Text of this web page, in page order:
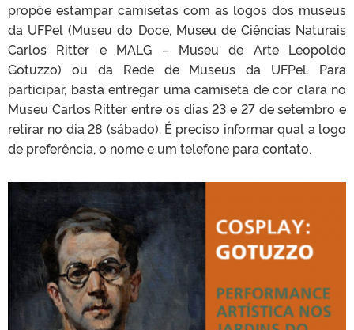
propõe estampar camisetas com as logos dos museus
da UFPel (Museu do Doce, Museu de Ciências Naturais
Carlos Ritter e MALG – Museu de Arte Leopoldo
Gotuzzo) ou da Rede de Museus da UFPel. Para
participar, basta entregar uma camiseta de cor clara no
Museu Carlos Ritter entre os dias 23 e 27 de setembro e
retirar no dia 28 (sábado). É preciso informar qual a logo
de preferência, o nome e um telefone para contato.